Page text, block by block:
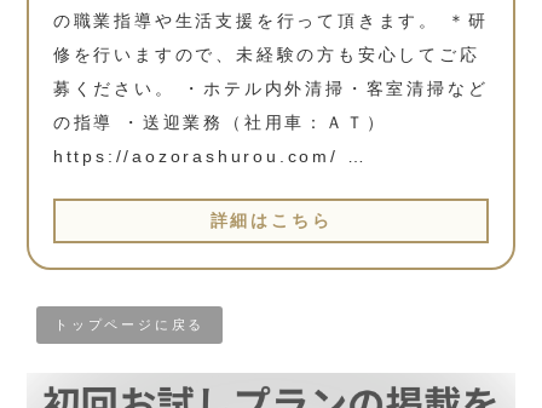
の職業指導や生活支援を行って頂きます。 ＊研
修を行いますので、未経験の方も安心してご応
募ください。 ・ホテル内外清掃・客室清掃など
の指導 ・送迎業務（社用車：ＡＴ）
https://aozorashurou.com/ …
詳細はこちら
トップページに戻る